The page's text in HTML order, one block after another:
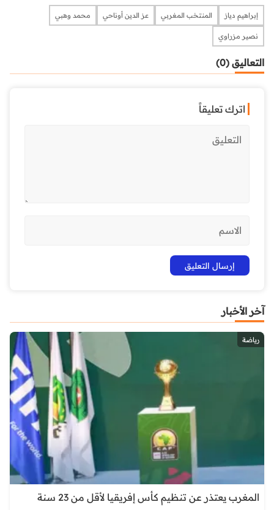
إبراهيم دياز المنتخب المغربي عز الدين أوناحي محمد وهبي
نصير مزراوي
التعاليق (0)
اترك تعليقاً
آخر الأخبار
رياضة
المغرب يعتذر عن تنظيم كأس إفريقيا لأقل من 23 سنة